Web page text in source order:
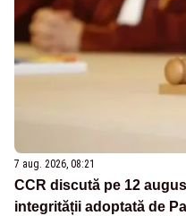
7 aug. 2026, 08:21
CCR discută pe 12
integrității adoptată de